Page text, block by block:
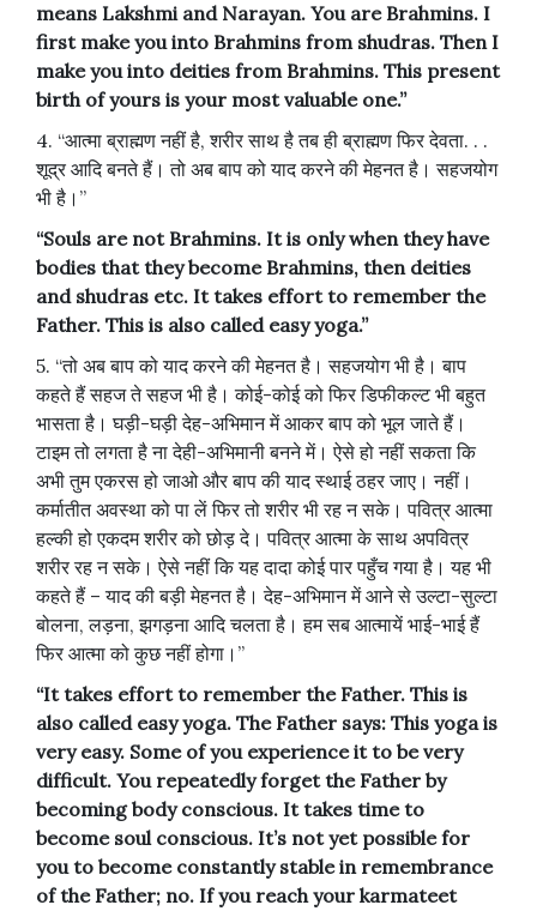
means Lakshmi and Narayan. You are Brahmins. I
first make you into Brahmins from shudras. Then I
make you into deities from Brahmins. This present
birth of yours is your most valuable one.”
4. “आत्मा ब्राह्मण नहीं है, शरीर साथ है तब ही ब्राह्मण फिर देवता. . .
शूद्र आदि बनते हैं। तो अब बाप को याद करने की मेहनत है। सहजयोग
भी है।”
“Souls are not Brahmins. It is only when they have
bodies that they become Brahmins, then deities
and shudras etc. It takes effort to remember the
Father. This is also called easy yoga.”
5. “तो अब बाप को याद करने की मेहनत है। सहजयोग भी है। बाप
कहते हैं सहज ते सहज भी है। कोई-कोई को फिर डिफीकल्ट भी बहुत
भासता है। घड़ी-घड़ी देह-अभिमान में आकर बाप को भूल जाते हैं।
टाइम तो लगता है ना देही-अभिमानी बनने में। ऐसे हो नहीं सकता कि
अभी तुम एकरस हो जाओ और बाप की याद स्थाई ठहर जाए। नहीं।
कर्मातीत अवस्था को पा लें फिर तो शरीर भी रह न सके। पवित्र आत्मा
हल्की हो एकदम शरीर को छोड़ दे। पवित्र आत्मा के साथ अपवित्र
शरीर रह न सके। ऐसे नहीं कि यह दादा कोई पार पहुँच गया है। यह भी
कहते हैं – याद की बड़ी मेहनत है। देह-अभिमान में आने से उल्टा-सुल्टा
बोलना, लड़ना, झगड़ना आदि चलता है। हम सब आत्मायें भाई-भाई हैं
फिर आत्मा को कुछ नहीं होगा।”
“It takes effort to remember the Father. This is
also called easy yoga. The Father says: This yoga is
very easy. Some of you experience it to be very
difficult. You repeatedly forget the Father by
becoming body conscious. It takes time to
become soul conscious. It’s not yet possible for
you to become constantly stable in remembrance
of the Father; no. If you reach your karmateet